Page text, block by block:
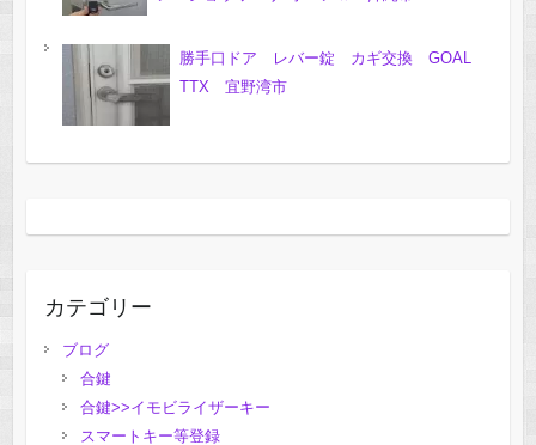
勝手口ドア レバー錠 カギ交換 GOAL
TTX 宜野湾市
カテゴリー
ブログ
合鍵
合鍵>>イモビライザーキー
スマートキー等登録